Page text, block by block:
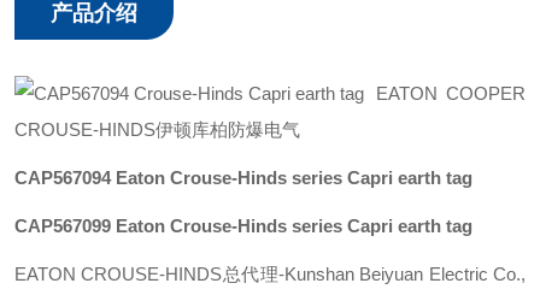
产品介绍
EATON COOPER
CROUSE-HINDS伊顿库柏防爆电气
CAP567094 Eaton Crouse-Hinds series Capri earth tag
CAP567099 Eaton Crouse-Hinds series Capri earth tag
EATON CROUSE-HINDS总代理-Kunshan Beiyuan Electric Co.,